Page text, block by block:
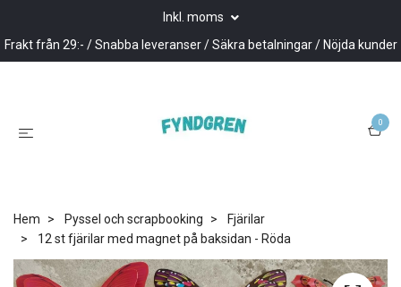
Inkl. moms
Frakt från 29:- / Snabba leveranser / Säkra betalningar / Nöjda kunder
0
Hem Pyssel och scrapbooking
Fjärilar
12 st fjärilar med magnet på baksidan - Röda